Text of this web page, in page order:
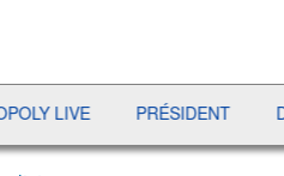
PRÉSIDENT